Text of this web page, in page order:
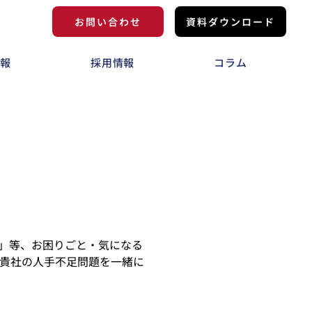
お問い合わせ 資料ダウンロード
採用情報 コラム
等、お困りごと・気になる
社の人手不足問題を一緒に